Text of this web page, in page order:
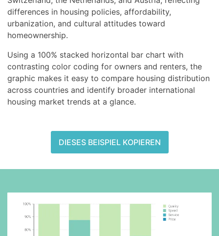
differences in housing policies, affordability,
urbanization, and cultural attitudes toward
homeownership.
Using a 100% stacked horizontal bar chart with
contrasting color coding for owners and renters, the
graphic makes it easy to compare housing distribution
across countries and identify broader international
housing market trends at a glance.
DIESES BEISPIEL KOPIEREN